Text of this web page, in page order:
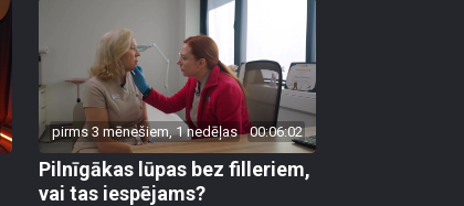
pirms 3 mēnešiem, 1 nedēļas 00:06:02
Pilnīgākas lūpas bez filleriem,
vai tas iespējams?